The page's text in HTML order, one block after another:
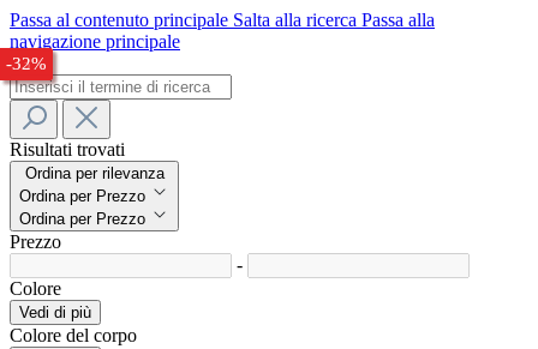
Passa al contenuto principale Salta alla ricerca Passa alla
navigazione principale
Risultati trovati
Ordina per rilevanza
Ordina per Prezzo
Ordina per Prezzo
Prezzo
-
Colore
Vedi di più
Colore del corpo
-32%
-33%
-33%
-32%